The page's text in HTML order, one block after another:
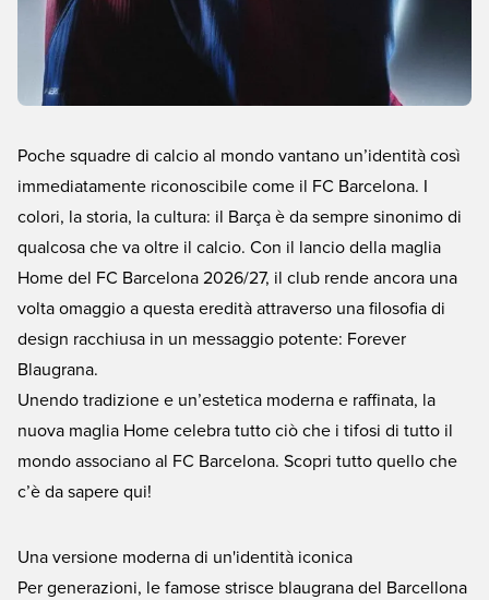
Poche squadre di calcio al mondo vantano un’identità così
immediatamente riconoscibile come il FC Barcelona. I
colori, la storia, la cultura: il Barça è da sempre sinonimo di
qualcosa che va oltre il calcio. Con il lancio della maglia
Home del FC Barcelona 2026/27, il club rende ancora una
volta omaggio a questa eredità attraverso una filosofia di
design racchiusa in un messaggio potente: Forever
Blaugrana.
Unendo tradizione e un’estetica moderna e raffinata, la
nuova maglia Home celebra tutto ciò che i tifosi di tutto il
mondo associano al FC Barcelona. Scopri tutto quello che
c’è da sapere qui!
Una versione moderna di un'identità iconica
Per generazioni, le famose strisce blaugrana del Barcellona